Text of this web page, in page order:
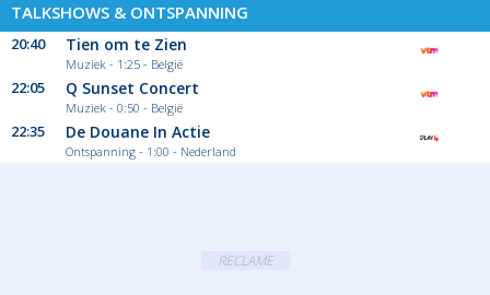
TALKSHOWS & ONTSPANNING
20:40 Tien om te Zien
Muziek - 1:25 - België
22:05 Q Sunset Concert
Muziek - 0:50 - België
22:35 De Douane In Actie
Ontspanning - 1:00 - Nederland
RECLAME